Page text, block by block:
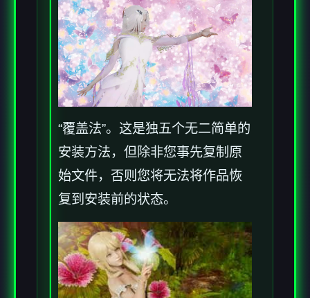
“覆盖法”。这是独五个无二简单的
安装方法，但除非您事先复制原
始文件，否则您将无法将作品恢
复到安装前的状态。